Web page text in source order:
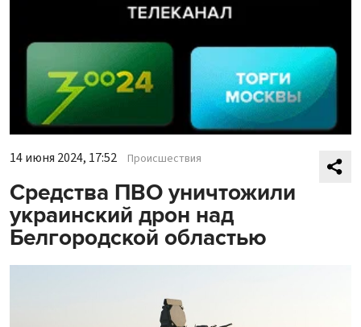
14 июня 2024, 17:52 Происшествия
Средства ПВО уничтожили
украинский дрон над
Белгородской областью